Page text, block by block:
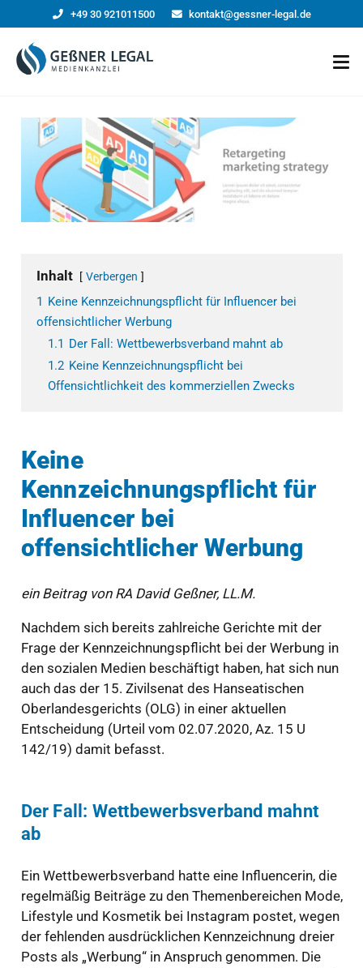
+49 30 921011500 kontakt@gessner-legal.de
Inhalt Verbergen
1 Keine Kennzeichnungspflicht für Influencer bei
offensichtlicher Werbung
1.1 Der Fall: Wettbewerbsverband mahnt ab
1.2 Keine Kennzeichnungspflicht bei
Offensichtlichkeit des kommerziellen Zwecks
Keine
Kennzeichnungspflicht für
Influencer bei
offensichtlicher Werbung
ein Beitrag von RA David Geßner, LL.M.
Nachdem sich bereits zahlreiche Gerichte mit der
Frage der Kennzeichnungspflicht bei der Werbung in
den sozialen Medien beschäftigt haben, hat sich nun
auch das der 15. Zivilsenat des Hanseatischen
Oberlandesgerichts (OLG) in einer aktuellen
Entscheidung (Urteil vom 02.07.2020, Az. 15 U
142/19) damit befasst.
Der Fall: Wettbewerbsverband mahnt
ab
Ein Wettbewerbsverband hatte eine Influencerin, die
regelmäßig Beiträge zu den Themenbereichen Mode,
Lifestyle und Kosmetik bei Instagram postet, wegen
der fehlenden ausdrücklichen Kennzeichnung dreier
Posts als „Werbung“ in Anspruch genommen. Die